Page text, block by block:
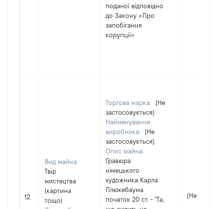
поданої відповідно
до Закону «Про
запобігання
корупції»
12
Вид майна:
Твір
мистецтва
(картина
тощо)
Торгова марка:
[Не
застосовується]
Найменування
виробника:
[Не
застосовується]
Опис майна:
Гравюра
німецького
художника Карла
Плюкебаума
початок 20 ст. - "Та,
[Не